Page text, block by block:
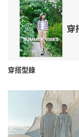
穿搭型錄